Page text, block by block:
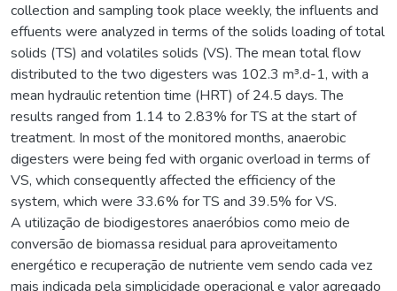
collection and sampling took place weekly, the influents and
effuents were analyzed in terms of the solids loading of total
solids (TS) and volatiles solids (VS). The mean total flow
distributed to the two digesters was 102.3 m³.d-1, with a
mean hydraulic retention time (HRT) of 24.5 days. The
results ranged from 1.14 to 2.83% for TS at the start of
treatment. In most of the monitored months, anaerobic
digesters were being fed with organic overload in terms of
VS, which consequently affected the efficiency of the
system, which were 33.6% for TS and 39.5% for VS.
A utilização de biodigestores anaeróbios como meio de
conversão de biomassa residual para aproveitamento
energético e recuperação de nutriente vem sendo cada vez
mais indicada pela simplicidade operacional e valor agregado